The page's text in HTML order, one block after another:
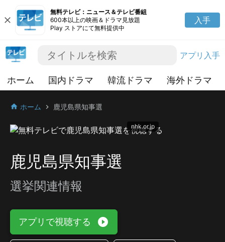
close
無料テレビ：ニュース＆テレビ番組
600本以上の映画＆ドラマ見放題
Play ストアにて無料提供中
入手
アプリ入手
ホーム 国内ドラマ 韓流ドラマ 海外ドラマ
home ホーム chevron_right 鹿児島県知事選
nhk.or.jp
鹿児島県知事選
選挙関連情報
アプリで視聴する play_circle_filled